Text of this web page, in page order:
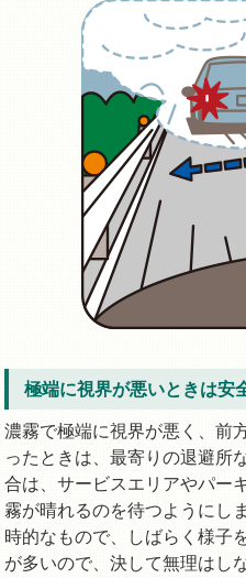
極端に視界が悪いときは安
濃霧で極端に視界が悪く、前
ったときは、最寄りの退避所
合は、サービスエリアやパー
霧が晴れるのを待つようにし
時的なもので、しばらく様子
が多いので、決して無理はし